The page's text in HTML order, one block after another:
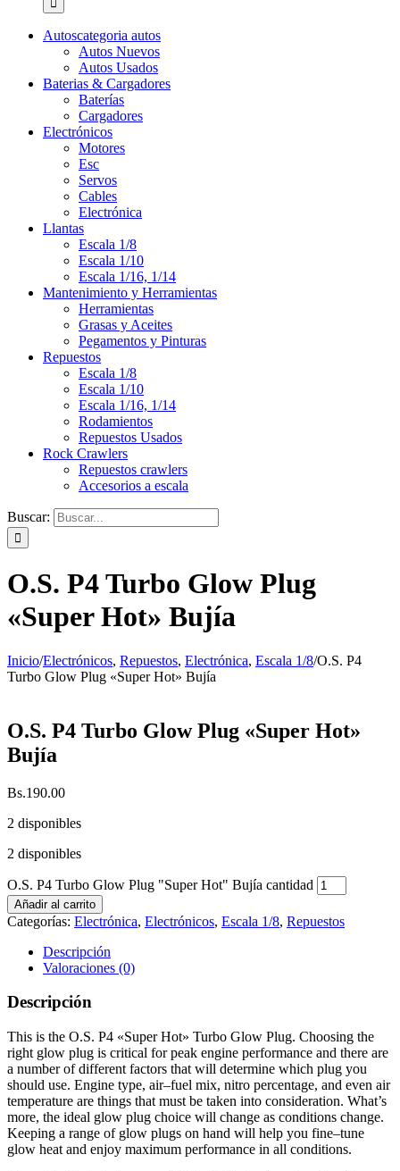
Autoscategoria autos
Autos Nuevos
Autos Usados
Baterias & Cargadores
Baterías
Cargadores
Electrónicos
Motores
Esc
Servos
Cables
Electrónica
Llantas
Escala 1/8
Escala 1/10
Escala 1/16, 1/14
Mantenimiento y Herramientas
Herramientas
Grasas y Aceites
Pegamentos y Pinturas
Repuestos
Escala 1/8
Escala 1/10
Escala 1/16, 1/14
Rodamientos
Repuestos Usados
Rock Crawlers
Repuestos crawlers
Accesorios a escala
Buscar:
O.S. P4 Turbo Glow Plug
«Super Hot» Bujía
Inicio/Electrónicos, Repuestos, Electrónica, Escala 1/8/O.S. P4
Turbo Glow Plug «Super Hot» Bujía
O.S. P4 Turbo Glow Plug «Super Hot»
Bujía
Bs.190.00
2 disponibles
2 disponibles
O.S. P4 Turbo Glow Plug "Super Hot" Bujía cantidad
Añadir al carrito
Categorías: Electrónica, Electrónicos, Escala 1/8, Repuestos
Descripción
Valoraciones (0)
Descripción
This is the O.S. P4 «Super Hot» Turbo Glow Plug. Choosing the
right glow plug is critical for peak engine performance and there are
a number of different factors that will determine which plug you
should use. Engine type, air–fuel mix, nitro percentage, and even air
temperature are things that must be taken into consideration. What’s
more, the ideal glow plug choice will change as conditions change.
Keeping a range of glow plugs on hand will help you fine–tune
glow heat and enjoy maximum performance in all conditions.